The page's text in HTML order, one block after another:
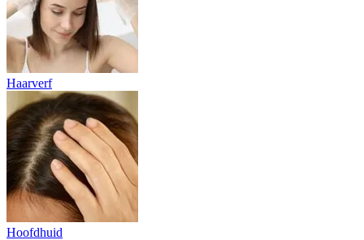
Haarverf
Hoofdhuid